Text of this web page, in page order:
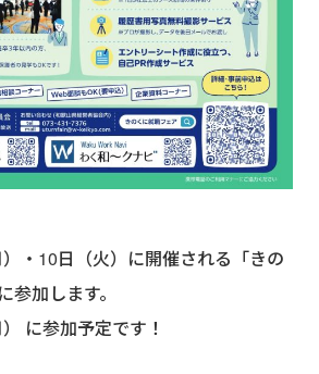
・10日（火）に開催される「きの
参加します。
に参加予定です！